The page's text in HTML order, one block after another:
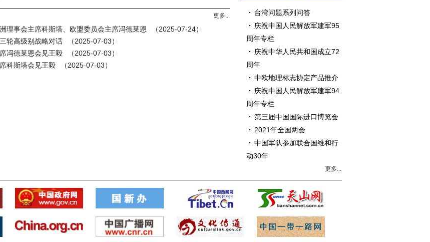
更多...
理事会主席科斯塔、欧盟委员会主席冯德莱恩
（2025-07-24）
轮高级别战略对话
（2025-07-03）
冯德莱恩会见王毅
（2025-07-03）
科斯塔会见王毅
（2025-07-03）
台湾问题系列问答
庆祝中国人民解放军建军95
周年专栏
庆祝中华人民共和国成立72
周年
中欧地理标志协定产品推介
庆祝中国人民解放军建军94
周年专栏
第三届中国国际进口博览会
2021年全国两会
中国军队参加联合国维和行
动30年
更多...